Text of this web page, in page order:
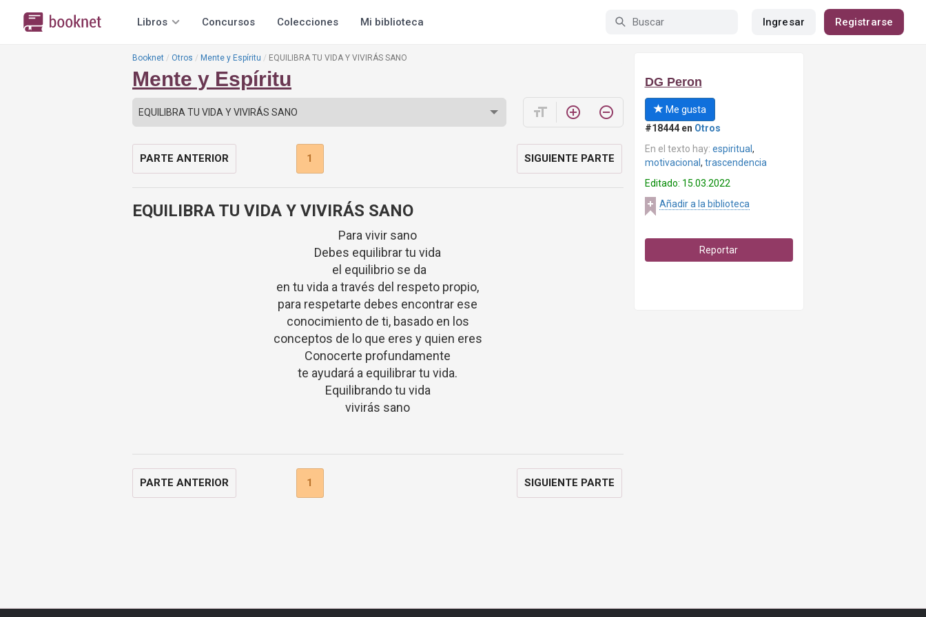
Libros Concursos Colecciones Mi biblioteca Ingresar Registrarse
Booknet Otros Mente y Espíritu EQUILIBRA TU VIDA Y VIVIRÁS SANO
Mente y Espíritu
format_size add_circle_outline remove_circle_outline
PARTE ANTERIOR 1 SIGUIENTE PARTE
EQUILIBRA TU VIDA Y VIVIRÁS SANO
Para vivir sano
Debes equilibrar tu vida
el equilibrio se da
en tu vida a través del respeto propio,
para respetarte debes encontrar ese
conocimiento de ti, basado en los
conceptos de lo que eres y quien eres
Conocerte profundamente
te ayudará a equilibrar tu vida.
Equilibrando tu vida
vivirás sano
PARTE ANTERIOR 1 SIGUIENTE PARTE
DG Peron
Me gusta
#18444 en Otros
En el texto hay: espiritual ,
motivacional , trascendencia
Editado: 15.03.2022
Añadir a la biblioteca
Reportar